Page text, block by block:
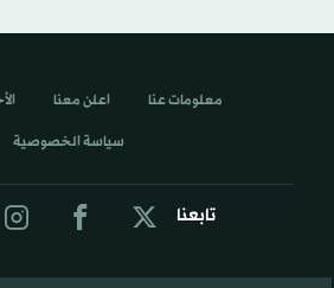
تابعنا
معلومات عنا اعلن معنا
سياسة الخصوصية